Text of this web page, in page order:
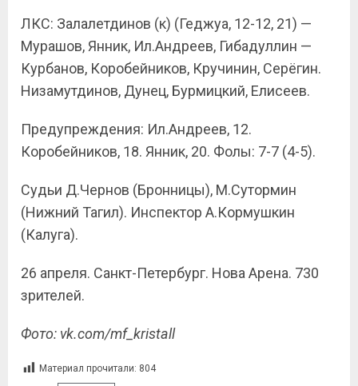
ЛКС: Залалетдинов (к) (Геджуа, 12-12, 21) —
Мурашов, Янник, Ил.Андреев, Гибадуллин —
Курбанов, Коробейников, Кручинин, Серёгин.
Низамутдинов, Дунец, Бурмицкий, Елисеев.
Предупреждения: Ил.Андреев, 12.
Коробейников, 18. Янник, 20. Фолы: 7-7 (4-5).
Судьи Д.Чернов (Бронницы), М.Сутормин
(Нижний Тагил). Инспектор А.Кормушкин
(Калуга).
26 апреля. Санкт-Петербург. Нова Арена. 730
зрителей.
Фото: vk.com/mf_kristall
Материал прочитали: 804